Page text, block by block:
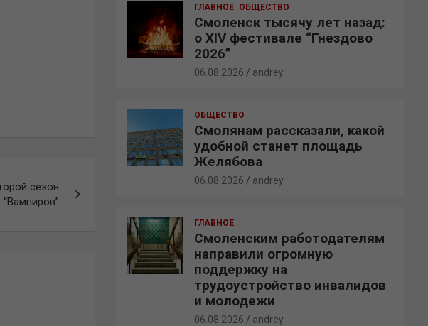
сезон
ГЛАВНОЕ ОБЩЕСТВО
Смоленск тысячу лет назад:
о XIV фестивале “Гнездово
2026”
06.08.2026 andrey
ОБЩЕСТВО
Смолянам рассказали, какой
удобной станет площадь
Желябова
06.08.2026 andrey
ГЛАВНОЕ
Смоленским работодателям
направили огромную
поддержку на
трудоустройство инвалидов
и молодежи
06.08.2026 andrey